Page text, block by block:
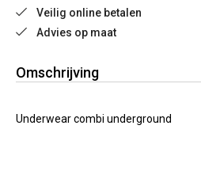
Veilig online betalen
Advies op maat
Omschrijving
Underwear combi underground